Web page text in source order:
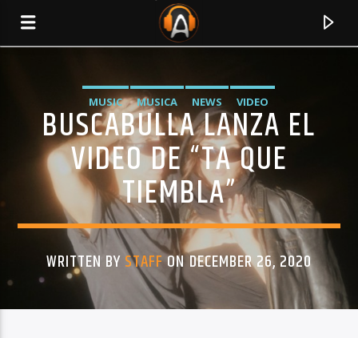
CURRENT TRACK
MUSIC MUSICA NEWS VIDEO
BUSCABULLA LANZA EL
VIDEO DE “TA QUE
TIEMBLA”
WRITTEN BYSTAFFON DECEMBER 26, 2020